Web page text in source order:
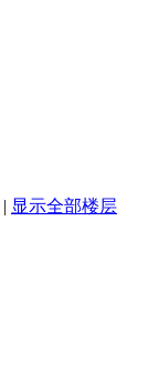
| 显示全部楼层